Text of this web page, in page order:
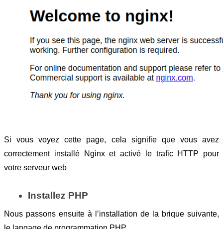
Si vous voyez cette page, cela signifie que vous avez
correctement installé Nginx et activé le trafic HTTP pour
votre serveur web
Installez PHP
Nous passons ensuite à l’installation de la brique suivante,